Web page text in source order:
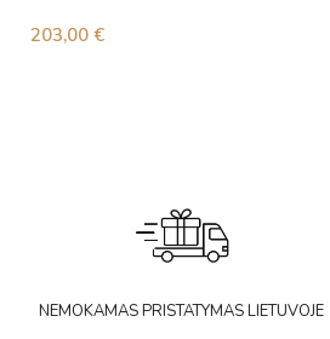
203,00 €
NEMOKAMAS PRISTATYMAS LIETUVOJE